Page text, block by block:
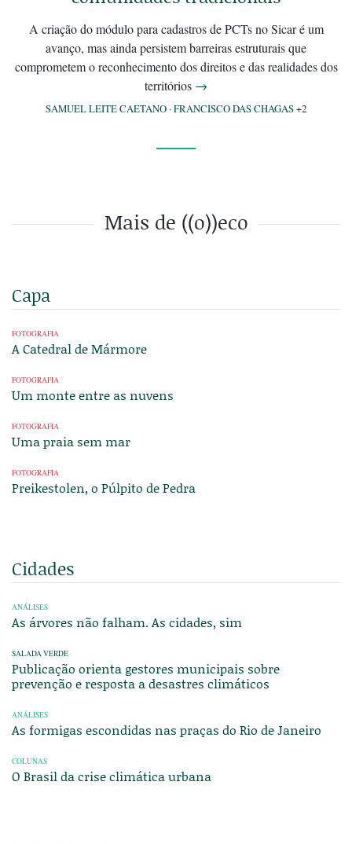
A criação do módulo para cadastros de PCTs no Sicar é um
avanço, mas ainda persistem barreiras estruturais que
comprometem o reconhecimento dos direitos e das realidades dos
territórios →
SAMUEL LEITE CAETANO ·FRANCISCO DAS CHAGAS+2
Mais de ((o))eco
Capa
FOTOGRAFIA
A Catedral de Mármore
FOTOGRAFIA
Um monte entre as nuvens
FOTOGRAFIA
Uma praia sem mar
FOTOGRAFIA
Preikestolen, o Púlpito de Pedra
Cidades
ANÁLISES
As árvores não falham. As cidades, sim
SALADA VERDE
Publicação orienta gestores municipais sobre
prevenção e resposta a desastres climáticos
ANÁLISES
As formigas escondidas nas praças do Rio de Janeiro
COLUNAS
O Brasil da crise climática urbana